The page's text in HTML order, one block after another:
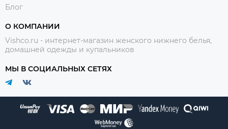
Блог
О КОМПАНИИ
Vishco.ru - интернет-магазин женского нижнего белья,
домашней одежды и купальников
МЫ В СОЦИАЛЬНЫХ СЕТЯХ